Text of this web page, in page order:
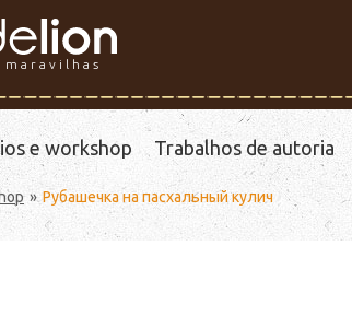
e workshop Trabalhos de autoria
Рубашечка на пасхальный кулич